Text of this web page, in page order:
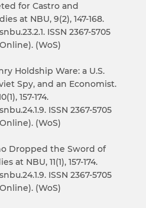
for Castro and
at NBU, 9(2), 147-168.
ISSN 2367-5705
(WoS)
Holdship Ware: a U.S.
Spy, and an Economist.
157-174.
ISSN 2367-5705
(WoS)
Dropped the Sword of
at NBU, 11(1), 157-174.
ISSN 2367-5705
(WoS)